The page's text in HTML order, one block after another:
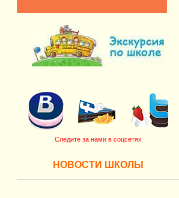
Следите за нами в соцсетях
НОВОСТИ ШКОЛЫ